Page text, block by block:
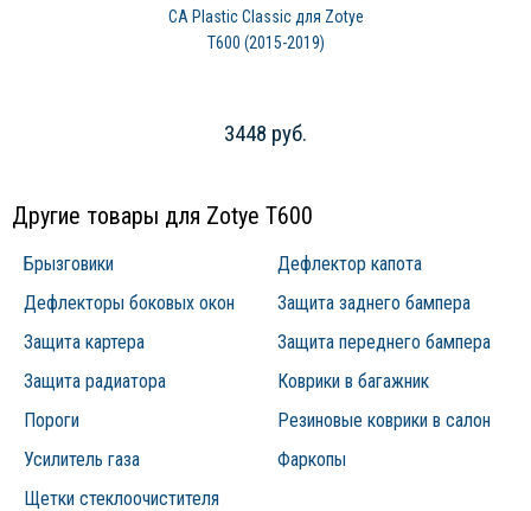
CA Plastic Classic для Zotye
T600 (2015-2019)
3448 руб.
Другие товары для Zotye T600
Брызговики
Дефлектор капота
Дефлекторы боковых окон
Защита заднего бампера
Защита картера
Защита переднего бампера
Защита радиатора
Коврики в багажник
Пороги
Резиновые коврики в салон
Усилитель газа
Фаркопы
Щетки стеклоочистителя